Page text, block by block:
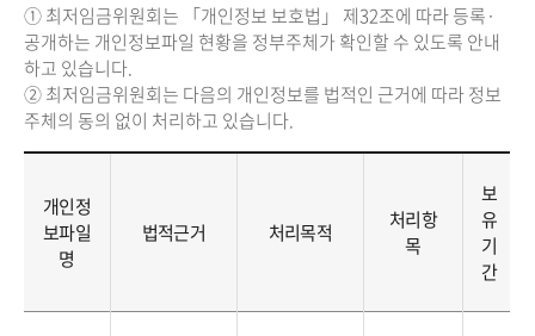
① 최저임금위원회는 「개인정보 보호법」 제32조에 따라 등록·
공개하는 개인정보파일 현황을 정부주체가 확인할 수 있도록 안내
하고 있습니다.
② 최저임금위원회는 다음의 개인정보를 법적인 근거에 따라 정보
주체의 동의 없이 처리하고 있습니다.
개인정
보파일
명
법적근거 처리목적
처리항
목
보
유
기
간